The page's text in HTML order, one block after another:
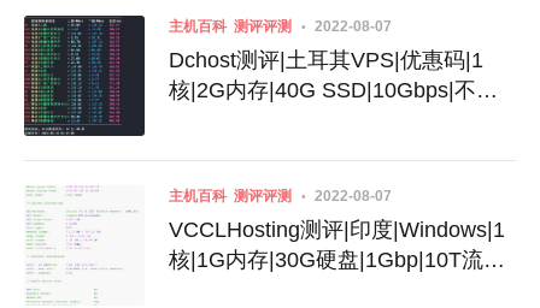
主机百科 测评评测 2022-08-07
Dchost测评|土耳其VPS|优惠码|1
核|2G内存|40G SSD|10Gbps|不限
主机百科 测评评测 2022-08-07
VCCLHosting测评|印度|Windows|1
核|1G内存|30G硬盘|1Gbp|10T流量|